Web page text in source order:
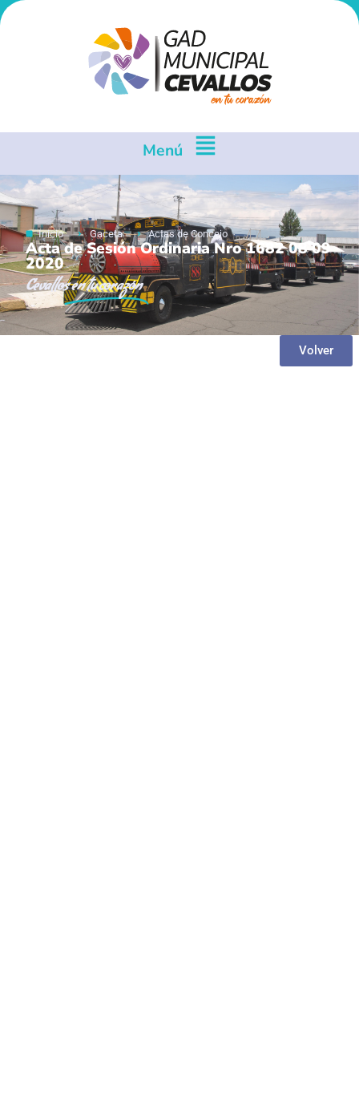
Menú
Inicio Gaceta Actas de Concejo
Acta de Sesión Ordinaria Nro 1682 08 09
2020
Cevallosen tu corazón
Volver